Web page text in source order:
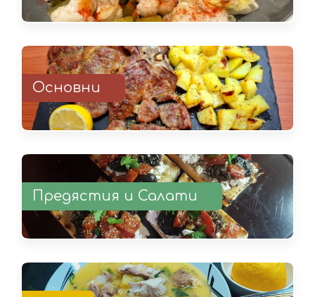
Основни
Предястия и Салати